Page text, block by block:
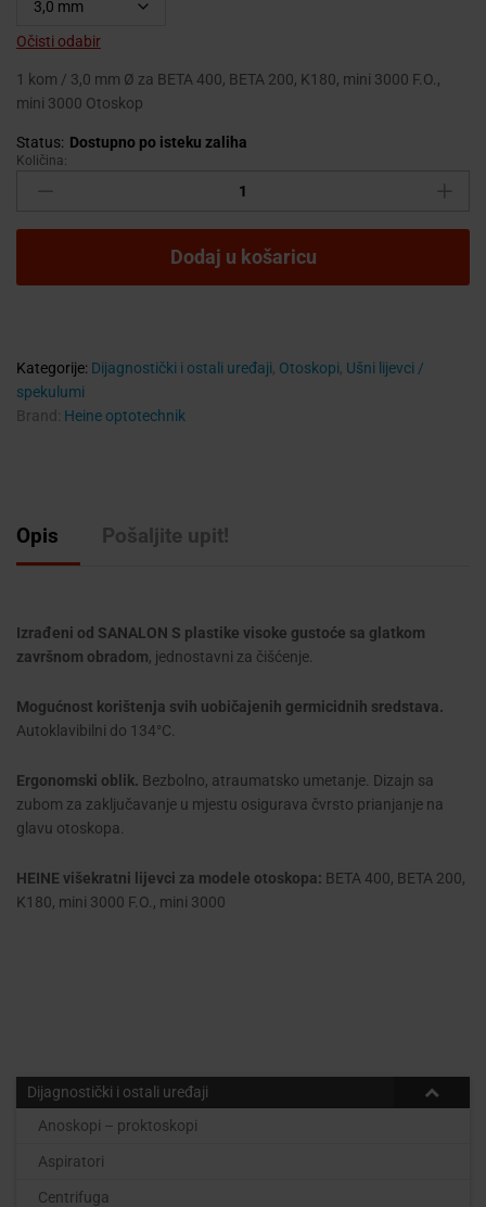
Očisti odabir
1 kom / 3,0 mm Ø za BETA 400, BETA 200, K180, mini 3000 F.O.,
mini 3000 Otoskop
Status: Dostupno po isteku zaliha
HEINE
VIŠEKRATNI
400,
3000
Količina:
Dodaj u košaricu
Kategorije: Dijagnostički i ostali uređaji, Otoskopi, Ušni lijevci /
spekulumi
Brand: Heine optotechnik
Opis Pošaljite upit!
Izrađeni od SANALON S plastike visoke gustoće sa glatkom
završnom obradom, jednostavni za čišćenje.
Mogućnost korištenja svih uobičajenih germicidnih sredstava.
Autoklavibilni do 134°C.
Ergonomski oblik. Bezbolno, atraumatsko umetanje. Dizajn sa
zubom za zaključavanje u mjestu osigurava čvrsto prianjanje na
glavu otoskopa.
HEINE višekratni lijevci za modele otoskopa: BETA 400, BETA 200,
K180, mini 3000 F.O., mini 3000
Dijagnostički i ostali uređaji
Anoskopi – proktoskopi
Aspiratori
Centrifuga